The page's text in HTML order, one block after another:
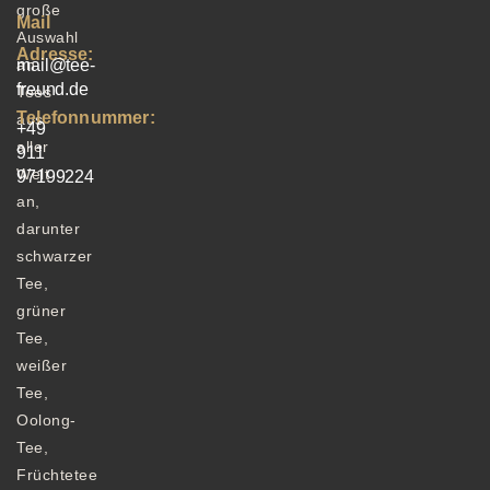
große
Auswahl
an
Tees
aus
aller
Welt
an,
darunter
schwarzer
Tee,
grüner
Tee,
weißer
Tee,
Oolong-
Tee,
Früchtetee
Mail
Adresse:
mail@tee-
freund.de
Telefonnummer:
+49
911
97199224